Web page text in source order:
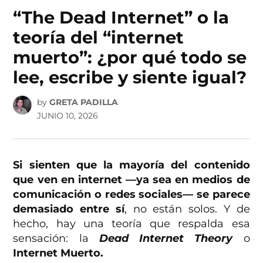
“The Dead Internet” o la
teoría del “internet
muerto”: ¿por qué todo se
lee, escribe y siente igual?
by GRETA PADILLA
JUNIO 10, 2026
Si sienten que la mayoría del contenido
que ven en internet —ya sea en medios de
comunicación o redes sociales— se parece
demasiado entre sí, no están solos. Y de
hecho, hay una teoría que respalda esa
sensación: la
Dead Internet Theoryo
Internet Muerto.